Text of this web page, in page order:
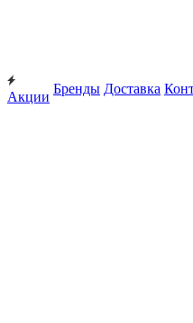
Акции
Бренды Доставка